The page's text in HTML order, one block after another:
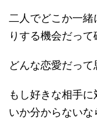
二人でどこか一
りする機会だって
どんな恋愛だって
もし好きな相手
いか分からないな